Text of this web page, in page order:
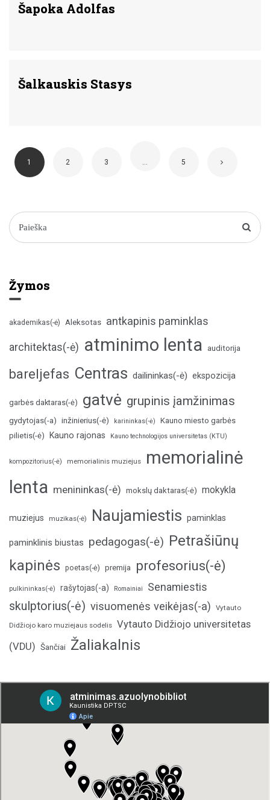
Šapoka Adolfas
Šalkauskis Stasys
1 2 3 … 5
Žymos
akademikas(-ė) Aleksotas antkapinis paminklas
architektas(-ė) atminimo lenta auditorija
bareljefas Centras dailininkas(-ė) ekspozicija
garbės daktaras(-ė) gatvė grupinis įamžinimas
gydytojas(-a) inžinierius(-ė) karininkas(-ė)
Kauno miesto garbės
pilietis(-ė)
Kauno rajonas Kauno technologijos universitetas (KTU)
kompozitorius(-ė) memorialinis muziejus
memorialinė
lenta menininkas(-ė) mokslų daktaras(-ė) mokykla
muziejus muzikas(-ė) Naujamiestis paminklas
paminklinis biustas pedagogas(-ė) Petrašiūnų
kapinės poetas(-ė) premija profesorius(-ė)
pulkininkas(-ė) rašytojas(-a) Romainiai Senamiestis
skulptorius(-ė) visuomenės veikėjas(-a) Vytauto
Didžiojo karo muziejaus sodelis Vytauto Didžiojo universitetas
(VDU) Šančiai Žaliakalnis